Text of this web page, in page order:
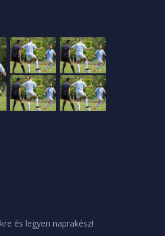
és legyen naprakész!